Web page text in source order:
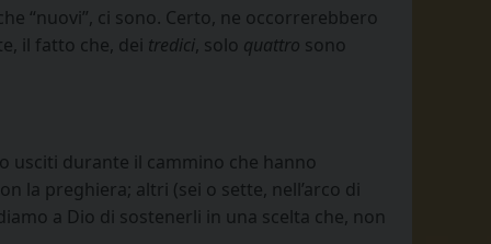
“nuovi”, ci sono. Certo, ne occorrerebbero
il fatto che, dei tredici, solo quattro sono
usciti durante il cammino che hanno
la preghiera; altri (sei o sette, nell’arco di
a Dio di sostenerli in una scelta che, non